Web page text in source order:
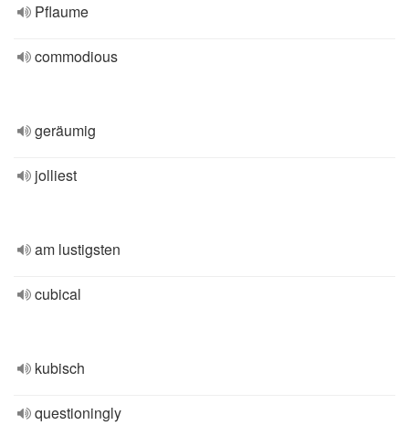
Pflaume
commodious
geräumig
jolliest
am lustigsten
cubical
kubisch
questioningly